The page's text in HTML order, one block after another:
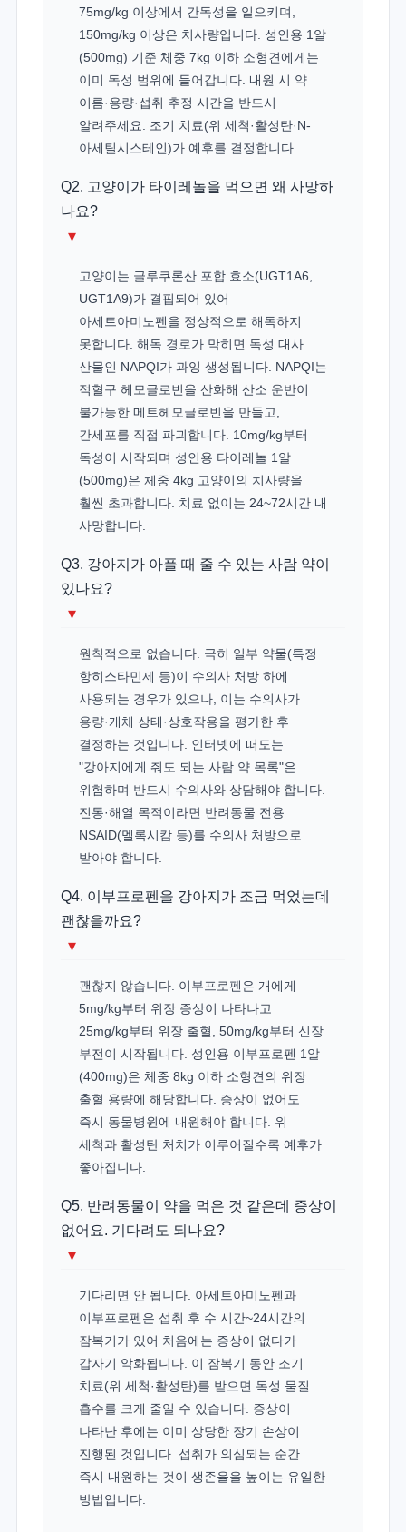
75mg/kg 이상에서 간독성을 일으키며,
150mg/kg 이상은 치사량입니다. 성인용 1알
(500mg) 기준 체중 7kg 이하 소형견에게는
이미 독성 범위에 들어갑니다. 내원 시 약
이름·용량·섭취 추정 시간을 반드시
알려주세요. 조기 치료(위 세척·활성탄·N-
아세틸시스테인)가 예후를 결정합니다.
Q2. 고양이가 타이레놀을 먹으면 왜 사망하
나요?
▾
고양이는 글루쿠론산 포합 효소(UGT1A6,
UGT1A9)가 결핍되어 있어
아세트아미노펜을 정상적으로 해독하지
못합니다. 해독 경로가 막히면 독성 대사
산물인 NAPQI가 과잉 생성됩니다. NAPQI는
적혈구 헤모글로빈을 산화해 산소 운반이
불가능한 메트헤모글로빈을 만들고,
간세포를 직접 파괴합니다. 10mg/kg부터
독성이 시작되며 성인용 타이레놀 1알
(500mg)은 체중 4kg 고양이의 치사량을
훨씬 초과합니다. 치료 없이는 24~72시간 내
사망합니다.
Q3. 강아지가 아플 때 줄 수 있는 사람 약이
있나요?
▾
원칙적으로 없습니다. 극히 일부 약물(특정
항히스타민제 등)이 수의사 처방 하에
사용되는 경우가 있으나, 이는 수의사가
용량·개체 상태·상호작용을 평가한 후
결정하는 것입니다. 인터넷에 떠도는
"강아지에게 줘도 되는 사람 약 목록"은
위험하며 반드시 수의사와 상담해야 합니다.
진통·해열 목적이라면 반려동물 전용
NSAID(멜록시캄 등)를 수의사 처방으로
받아야 합니다.
Q4. 이부프로펜을 강아지가 조금 먹었는데
괜찮을까요?
▾
괜찮지 않습니다. 이부프로펜은 개에게
5mg/kg부터 위장 증상이 나타나고
25mg/kg부터 위장 출혈, 50mg/kg부터 신장
부전이 시작됩니다. 성인용 이부프로펜 1알
(400mg)은 체중 8kg 이하 소형견의 위장
출혈 용량에 해당합니다. 증상이 없어도
즉시 동물병원에 내원해야 합니다. 위
세척과 활성탄 처치가 이루어질수록 예후가
좋아집니다.
Q5. 반려동물이 약을 먹은 것 같은데 증상이
없어요. 기다려도 되나요?
▾
기다리면 안 됩니다. 아세트아미노펜과
이부프로펜은 섭취 후 수 시간~24시간의
잠복기가 있어 처음에는 증상이 없다가
갑자기 악화됩니다. 이 잠복기 동안 조기
치료(위 세척·활성탄)를 받으면 독성 물질
흡수를 크게 줄일 수 있습니다. 증상이
나타난 후에는 이미 상당한 장기 손상이
진행된 것입니다. 섭취가 의심되는 순간
즉시 내원하는 것이 생존율을 높이는 유일한
방법입니다.